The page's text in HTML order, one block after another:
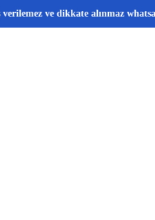
ve dikkate alınmaz